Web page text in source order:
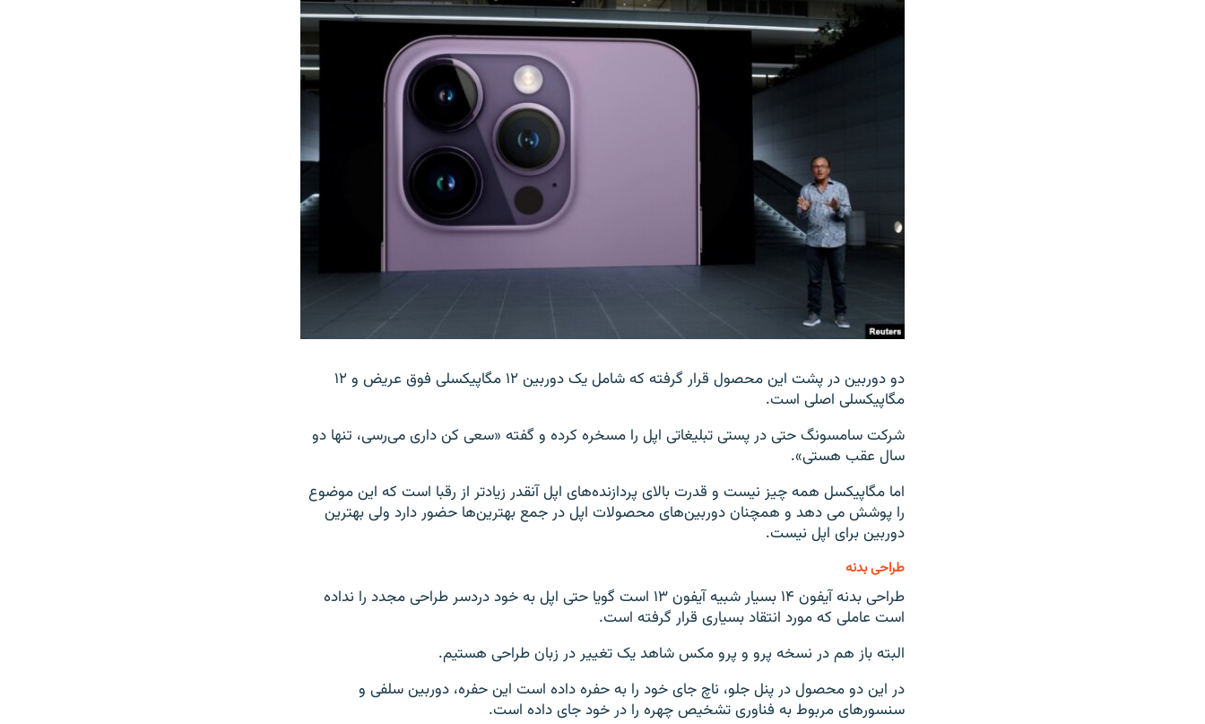
دو دوربین در پشت این محصول قرار گرفته که شامل یک دوربین ۱۲ مگاپیکسلی فوق عریض و ۱۲
مگاپیکسلی اصلی است.
شرکت سامسونگ حتی در پستی تبلیغاتی اپل را مسخره کرده و گفته «سعی کن داری می‌رسی، تنها دو
سال عقب هستی».
اما مگاپیکسل همه چیز نیست و قدرت بالای پردازنده‌های اپل آنقدر زیادتر از رقبا است که این موضوع
را پوشش می دهد و همچنان دوربین‌های محصولات اپل در جمع بهترین‌ها حضور دارد ولی بهترین
دوربین برای اپل نیست.
طراحی بدنه
طراحی بدنه آیفون ۱۴ بسیار شبیه آیفون ۱۳ است گویا حتی اپل به خود دردسر طراحی مجدد را نداده
است عاملی که مورد انتقاد بسیاری قرار گرفته است.
البته باز هم در نسخه پرو و پرو مکس شاهد یک تغییر در زبان طراحی هستیم.
در این دو محصول در پنل جلو، ناچ جای خود را به حفره داده است این حفره‌، دوربین سلفی و
سنسورهای مربوط به فناوری تشخیص چهره را در خود جای داده است.